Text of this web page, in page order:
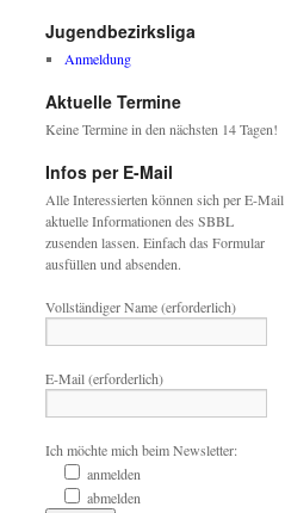
Jugendbezirksliga
Anmeldung
Aktuelle Termine
Keine Termine in den nächsten 14 Tagen!
Infos per E-Mail
Alle Interessierten können sich per E-Mail
aktuelle Informationen des SBBL
zusenden lassen. Einfach das Formular
ausfüllen und absenden.
Vollständiger Name (erforderlich)
E-Mail (erforderlich)
Ich möchte mich beim Newsletter:
anmelden
abmelden